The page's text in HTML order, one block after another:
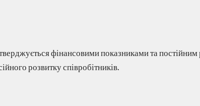
фінансовими показниками та
розвитку співробітників.